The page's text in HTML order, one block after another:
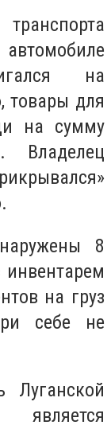
на
товары для
на сумму
Владелец
8
на груз
себе не
Луганской
является